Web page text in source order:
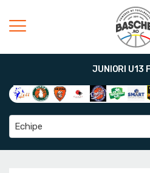
JUNIORI U13
Echipe